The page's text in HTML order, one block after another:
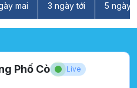
mai 3 ngày tới 5 ngày
Phố Cò Live